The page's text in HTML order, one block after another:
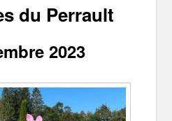
du Perrault
2023